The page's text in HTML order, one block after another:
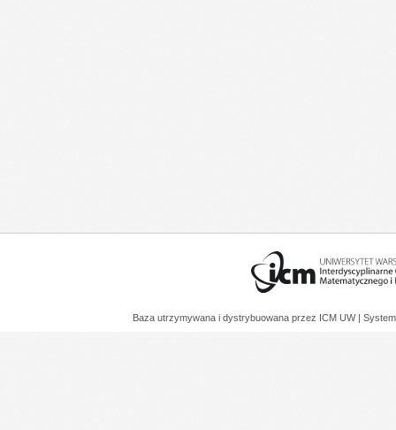
Baza utrzymywana i dystrybuowana przez ICM UW |